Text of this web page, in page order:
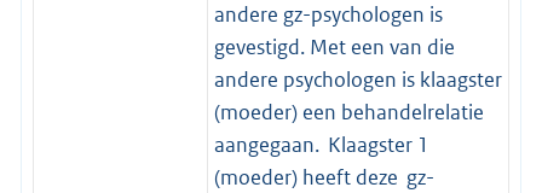
andere gz-psychologen is
gevestigd. Met een van die
andere psychologen is klaagster
(moeder) een behandelrelatie
aangegaan. Klaagster 1
(moeder) heeft deze gz-